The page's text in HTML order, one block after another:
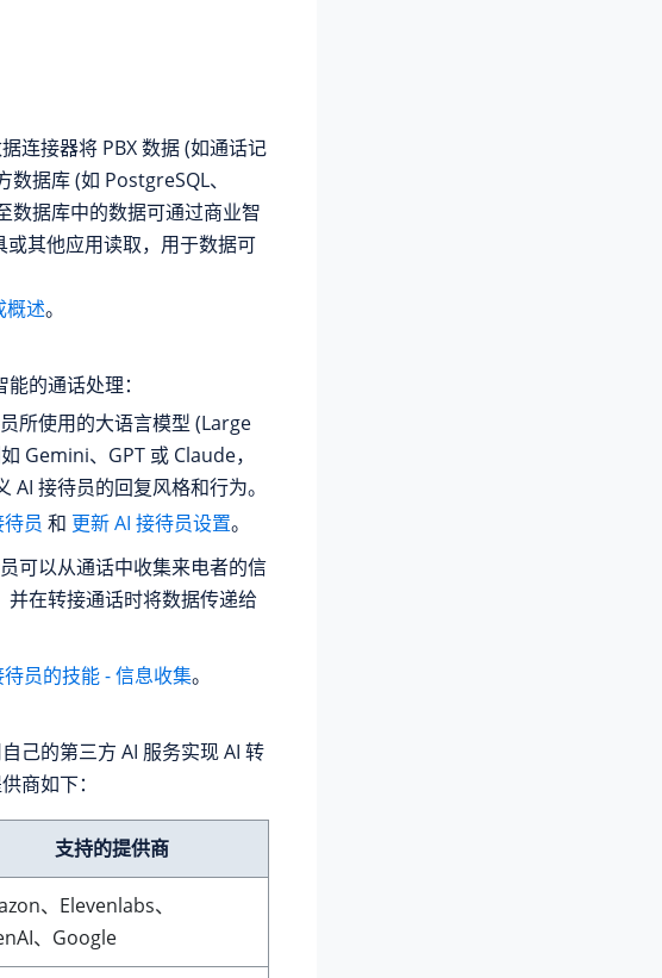
连接器将 PBX 数据 (如通话记
据库 (如 PostgreSQL、
数据库中的数据可通过商业智
其他应用读取，用于数据可
概述。
的通话处理：
所使用的大语言模型 (Large
Gemini、GPT 或 Claude，
接待员的回复风格和行为。
员 和 更新 AI 接待员设置。
可以从通话中收集来电者的信
并在转接通话时将数据传递给
待员的技能 - 信息收集。
己的第三方 AI 服务实现 AI 转
商如下：
支持的提供商
、Elevenlabs、
、Google